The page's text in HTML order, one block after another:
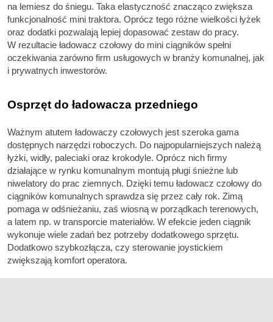
na lemiesz do śniegu. Taka elastyczność znacząco zwiększa
funkcjonalność mini traktora. Oprócz tego różne wielkości łyżek
oraz dodatki pozwalają lepiej dopasować zestaw do pracy.
W rezultacie ładowacz czołowy do mini ciągników spełni
oczekiwania zarówno firm usługowych w branży komunalnej, jak
i prywatnych inwestorów.
Osprzęt do ładowacza przedniego
Ważnym atutem ładowaczy czołowych jest szeroka gama
dostępnych narzędzi roboczych. Do najpopularniejszych należą
łyżki, widły, paleciaki oraz krokodyle. Oprócz nich firmy
działające w rynku komunalnym montują pługi śnieżne lub
niwelatory do prac ziemnych. Dzięki temu ładowacz czołowy do
ciągników komunalnych sprawdza się przez cały rok. Zimą
pomaga w odśnieżaniu, zaś wiosną w porządkach terenowych,
a latem np. w transporcie materiałów. W efekcie jeden ciągnik
wykonuje wiele zadań bez potrzeby dodatkowego sprzętu.
Dodatkowo szybkozłącza, czy sterowanie joystickiem
zwiększają komfort operatora.